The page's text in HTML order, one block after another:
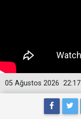
22:17
05 Ağustos 2026